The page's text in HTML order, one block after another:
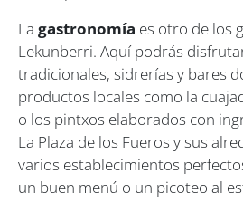
La gastronomía es otro de los
Lekunberri. Aquí podrás
tradicionales, sidrerías y bares
productos locales como la
o los pintxos elaborados con
La Plaza de los Fueros y sus
varios establecimientos
un buen menú o un picoteo al